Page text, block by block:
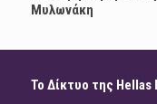
Μυλωνάκη
Το Δίκτυο της Hellas